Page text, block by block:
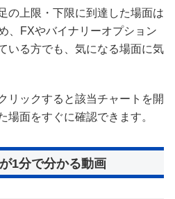
の上限・下限に到達した場面は
、FXやバイナリーオプション
いる方でも、気になる場面に気
リックすると該当チャートを開
場面をすぐに確認できます。
1分で分かる動画